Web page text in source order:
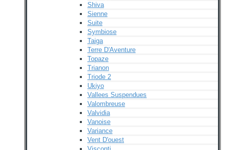
Shiva
Sienne
Suite
Symbiose
Taiga
Terre D'Aventure
Topaze
Trianon
Triode 2
Ukiyo
Vallees Suspendues
Valombreuse
Valvidia
Vanoise
Variance
Vent D'ouest